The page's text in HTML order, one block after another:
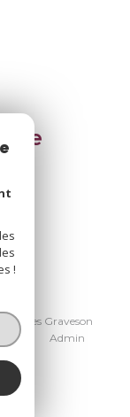
Graveson
Admin
!